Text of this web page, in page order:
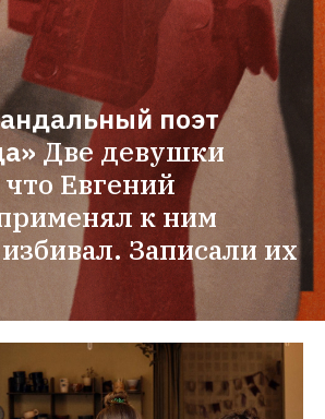
поэт
Две девушки
Евгений
к ним
Записали их